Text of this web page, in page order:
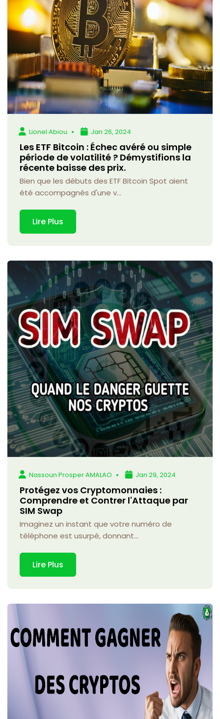
Lionel Abiou Jan 26, 2024
Les ETF Bitcoin : Échec avéré ou simple
période de volatilité ? Démystifions la
récente baisse des prix.
Bien que les débuts des ETF Bitcoin Spot aient
été accompagnés d'une v...
Lire Plus
Nassoun Prosper AMALAO Jan 29, 2024
Protégez vos Cryptomonnaies :
Comprendre et Contrer l'Attaque par
SIM Swap
Imaginez un instant que votre numéro de
téléphone est usurpé, donnant...
Lire Plus